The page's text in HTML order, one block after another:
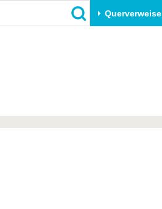
Querverweise